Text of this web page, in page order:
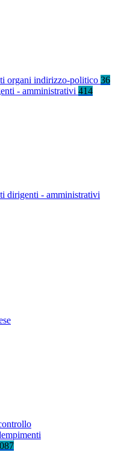
organi indirizzo-politico 36
- amministrativi 414
dirigenti - amministrativi